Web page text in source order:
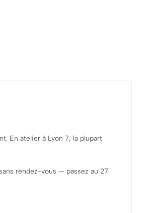
En atelier à Lyon 7, la plupart
rendez-vous — passez au 27